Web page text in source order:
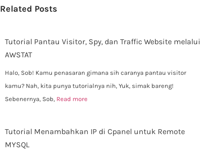
Related Posts
Tutorial Pantau Visitor, Spy, dan Traffic Website melalui
AWSTAT
Halo, Sob! Kamu penasaran gimana sih caranya pantau visitor
kamu? Nah, kita punya tutorialnya nih, Yuk, simak bareng!
Sebenernya, Sob, Read more
Tutorial Menambahkan IP di Cpanel untuk Remote
MYSQL